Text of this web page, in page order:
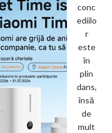
conc
ediilo
r
este
în
plin
dans,
însă
de
mult